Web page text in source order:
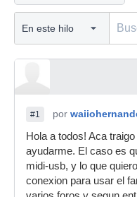
#1 por
Hola a todos! Aca
ayudarme. El caso es
midi-usb, y lo que
conexion para usar el